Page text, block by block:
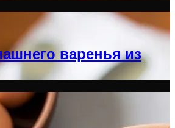
варенья из